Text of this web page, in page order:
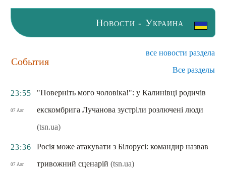
Новости - Украина
События
все новости раздела
Все разделы
23:55
07 Авг
"Поверніть мого чоловіка!": у Калинівці родичів
екскомбрига Лучанова зустріли розлючені люди
(tsn.ua)
23:36
07 Авг
Росія може атакувати з Білорусі: командир назвав
тривожний сценарій (tsn.ua)